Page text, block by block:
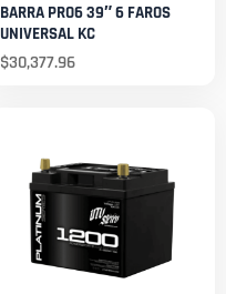
BARRA PRO6 39″ 6 FAROS
UNIVERSAL KC
$30,377.96